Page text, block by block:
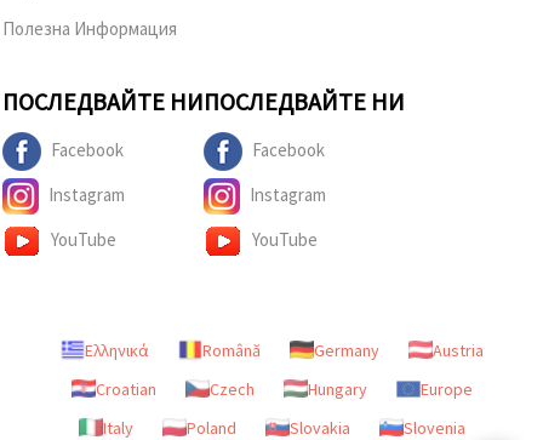
Полезна Информация
ПОСЛЕДВАЙТЕ НИ
Facebook
Instagram
YouTube
ПОСЛЕДВАЙТЕ НИ
Facebook
Instagram
YouTube
Ελληνικά Română Germany
Austria
Croatian
Czech Hungary
Europe
Italy
Poland Slovakia Slovenia